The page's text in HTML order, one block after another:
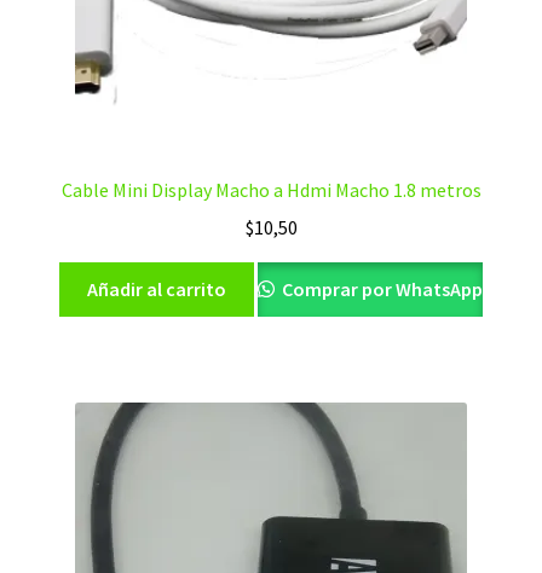
Cable Mini Display Macho a Hdmi Macho 1.8 metros
$10,50
Añadir al carrito Comprar por WhatsApp